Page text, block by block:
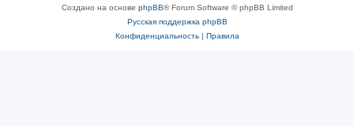
Создано на основе phpBB® Forum Software © phpBB Limited
Русская поддержка phpBB
Конфиденциальность| Правила